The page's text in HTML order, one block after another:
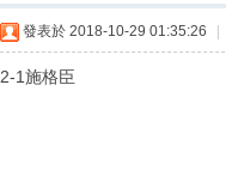
發表於 2018-10-29 01:35:26
2-1施格臣